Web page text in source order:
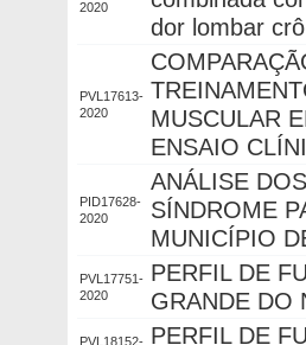
2020
dor lombar
PVL17613-
2020
MUSCULAR
ENSAIO
PID17628-
2020
ANÁLISE
SÍNDROME
MUNICÍPIO
PVL17751-
2020
PERFIL DE
GRANDE DO
PVL18152- PERFIL DE